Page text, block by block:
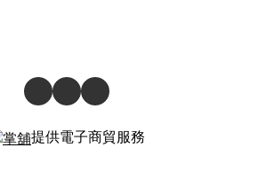
提供電子商貿服務